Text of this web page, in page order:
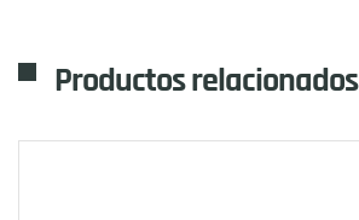
Productos relacionados